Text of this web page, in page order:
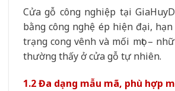
Cửa gỗ công nghiệp tại
bằng công nghệ ép hiện đại,
trạng cong vênh và mối mọt –
thường thấy ở cửa gỗ tự nhiên.
1.2 Đa dạng mẫu mã, phù hợp